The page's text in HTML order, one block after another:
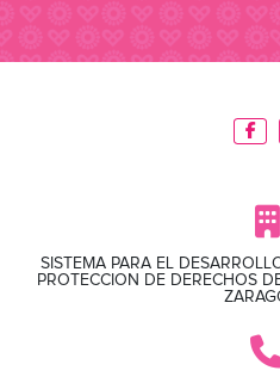
SISTEMA PARA EL
PROTECCION DE DERECHOS